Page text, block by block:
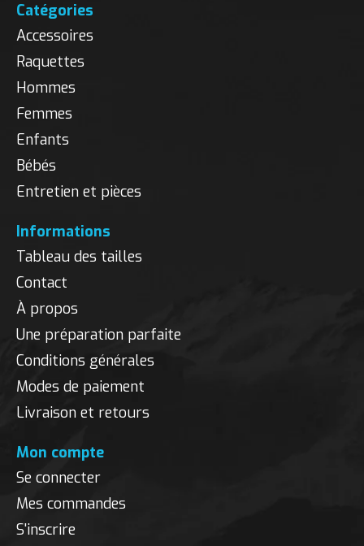
Catégories
Accessoires
Raquettes
Hommes
Femmes
Enfants
Bébés
Entretien et pièces
Informations
Tableau des tailles
Contact
À propos
Une préparation parfaite
Conditions générales
Modes de paiement
Livraison et retours
Mon compte
Se connecter
Mes commandes
S'inscrire